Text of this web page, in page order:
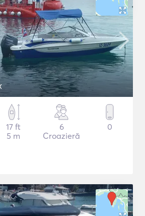
17 ft
5 m
6
Croazieră
0